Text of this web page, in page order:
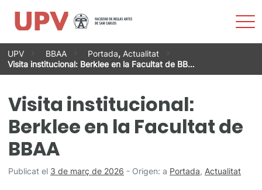
Vés
contingut
UPV BBAA Portada, Actualitat
Visita institucional: Berklee en la Facultat de BB…
Visita institucional:
Berklee en la Facultat de
BBAA
Publicat el 3 de març de 2026 - Origen: a Portada, Actualitat